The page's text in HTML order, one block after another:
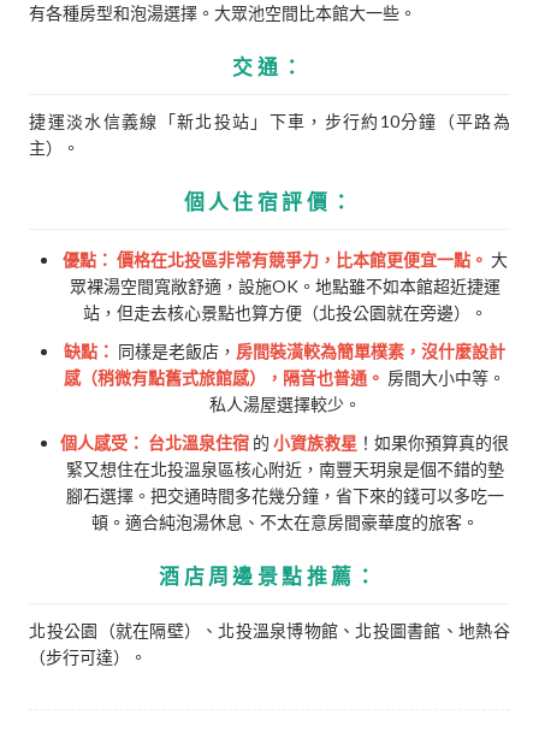
有各種房型和泡湯選擇。大眾池空間比本館大一些。
交通：
捷運淡水信義線「新北投站」下車，步行約10分鐘（平路為
主）。
個人住宿評價：
優點： 價格在北投區非常有競爭力，比本館更便宜一點。 大
眾裸湯空間寬敞舒適，設施OK。地點雖不如本館超近捷運
站，但走去核心景點也算方便（北投公園就在旁邊）。
缺點： 同樣是老飯店， 房間裝潢較為簡單樸素，沒什麼設計
感（稍微有點舊式旅館感），隔音也普通。 房間大小中等。
私人湯屋選擇較少。
個人感受： 台北溫泉住宿 的小資族救星 ！如果你預算真的很
緊又想住在北投溫泉區核心附近，南豐天玥泉是個不錯的墊
腳石選擇。把交通時間多花幾分鐘，省下來的錢可以多吃一
頓。適合純泡湯休息、不太在意房間豪華度的旅客。
酒店周邊景點推薦：
北投公園（就在隔壁）、北投溫泉博物館、北投圖書館、地熱谷
（步行可達）。